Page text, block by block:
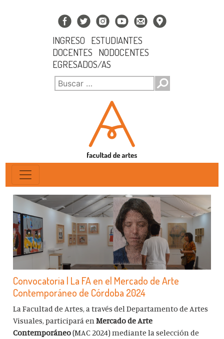
INGRESO
ESTUDIANTES
DOCENTES
NODOCENTES
EGRESADOS/AS
Convocatoria | La FA en el Mercado de Arte
Contemporáneo de Córdoba 2024
La Facultad de Artes, a través del Departamento de Artes
Visuales, participará enMercado de Arte
Contemporáneo(MAC 2024) mediante la selección de